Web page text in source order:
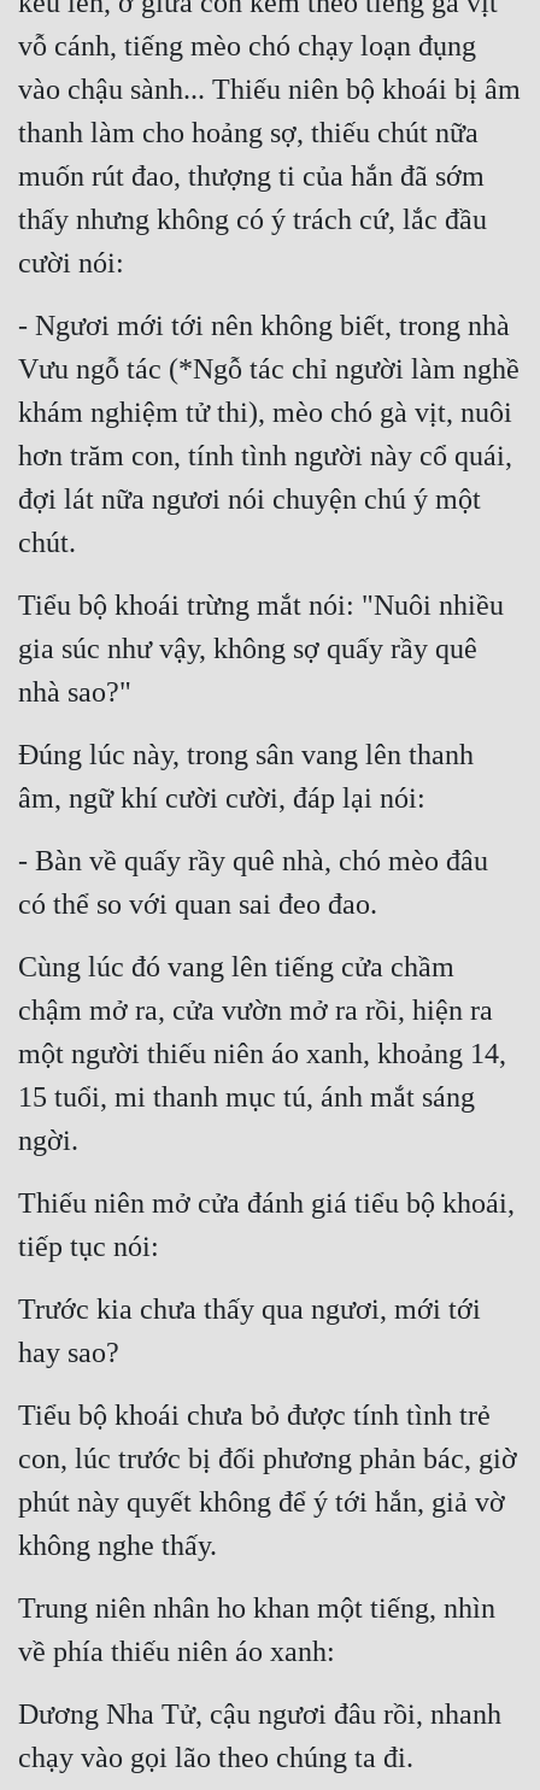
Đô Thị
Đồng Nhân
Cẩu Đạo Trường Sinh
Truyện Nam
Vô Địch Lưu
Xây Dựng Thế Lực
Đam Mỹ
Đẹp Hiệp
Tính Cách Nhân Vật :
Cơ Trí
Sát Phạt Quyết Đoán
Điềm Đạm
vỗ cánh, tiếng mèo chó chạy loạn đụng
vào chậu sành... Thiếu niên bộ khoái bị âm
thanh làm cho hoảng sợ, thiếu chút nữa
muốn rút đao, thượng ti của hắn đã sớm
thấy nhưng không có ý trách cứ, lắc đầu
cười nói:
- Ngươi mới tới nên không biết, trong nhà
Vưu ngỗ tác (*Ngỗ tác chỉ người làm nghề
khám nghiệm tử thi), mèo chó gà vịt, nuôi
hơn trăm con, tính tình người này cổ quái,
đợi lát nữa ngươi nói chuyện chú ý một
chút.
Tiểu bộ khoái trừng mắt nói: "Nuôi nhiều
gia súc như vậy, không sợ quấy rầy quê
nhà sao?"
Đúng lúc này, trong sân vang lên thanh
âm, ngữ khí cười cười, đáp lại nói:
- Bàn về quấy rầy quê nhà, chó mèo đâu
có thể so với quan sai đeo đao.
Cùng lúc đó vang lên tiếng cửa chầm
chậm mở ra, cửa vườn mở ra rồi, hiện ra
một người thiếu niên áo xanh, khoảng 14,
15 tuổi, mi thanh mục tú, ánh mắt sáng
ngời.
Thiếu niên mở cửa đánh giá tiểu bộ khoái,
tiếp tục nói:
Trước kia chưa thấy qua ngươi, mới tới
hay sao?
Tiểu bộ khoái chưa bỏ được tính tình trẻ
con, lúc trước bị đối phương phản bác, giờ
phút này quyết không để ý tới hắn, giả vờ
không nghe thấy.
Trung niên nhân ho khan một tiếng, nhìn
về phía thiếu niên áo xanh:
Dương Nha Tử, cậu ngươi đâu rồi, nhanh
chạy vào gọi lão theo chúng ta đi.